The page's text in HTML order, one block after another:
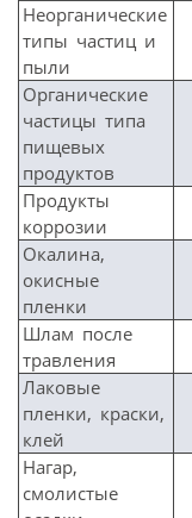
Неорганические
типы частиц и
пыли
Органические
частицы типа
пищевых
продуктов
Продукты
коррозии
Окалина,
окисные
пленки
Шлам после
травления
Лаковые
пленки, краски,
клей
Нагар,
смолистые